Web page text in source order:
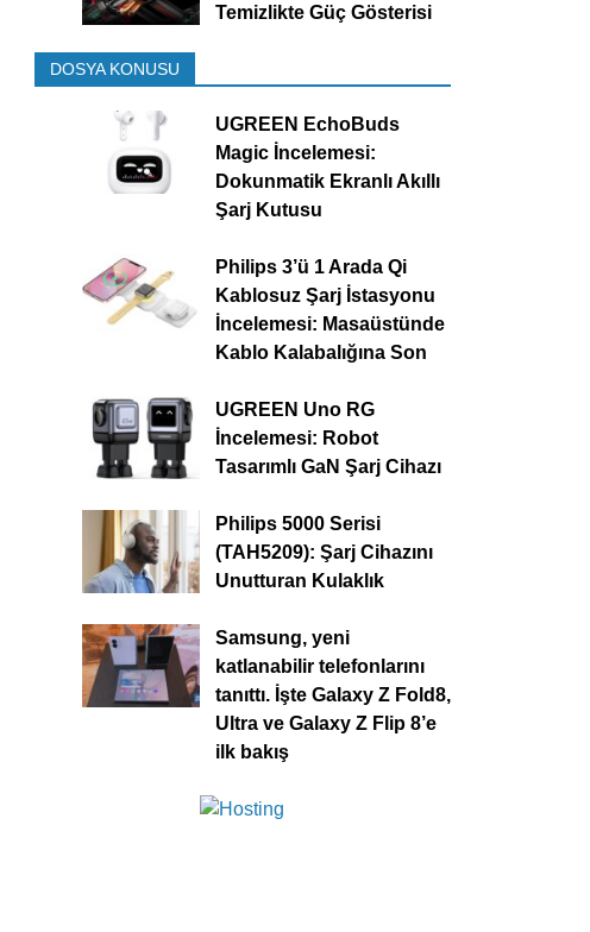
Temizlikte Güç Gösterisi
DOSYA KONUSU
UGREEN EchoBuds
Magic İncelemesi:
Dokunmatik Ekranlı Akıllı
Şarj Kutusu
Philips 3’ü 1 Arada Qi
Kablosuz Şarj İstasyonu
İncelemesi: Masaüstünde
Kablo Kalabalığına Son
UGREEN Uno RG
İncelemesi: Robot
Tasarımlı GaN Şarj Cihazı
Philips 5000 Serisi
(TAH5209): Şarj Cihazını
Unutturan Kulaklık
Samsung, yeni
katlanabilir telefonlarını
tanıttı. İşte Galaxy Z Fold8,
Ultra ve Galaxy Z Flip 8’e
ilk bakış